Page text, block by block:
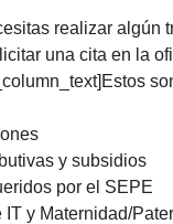
realizar
una cita en la
y subsidios
por el SEPE
y Maternidad/